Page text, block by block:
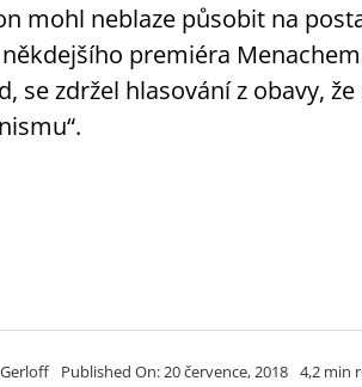
mohl neblaze působit na
premiéra
se zdržel hlasování z obavy,
Published On: 20 července, 2018 4,2 min